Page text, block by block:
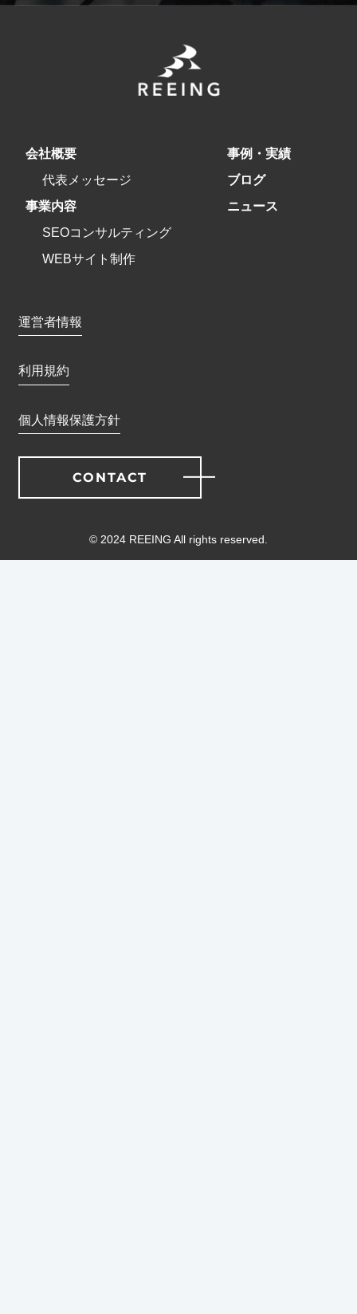
会社概要
代表メッセージ
事業内容
SEOコンサルティング
WEBサイト制作
事例・実績
ブログ
ニュース
CONTACT
個人情報保護方針
利用規約
運営者情報
©︎ 2024 REEING All rights reserved.